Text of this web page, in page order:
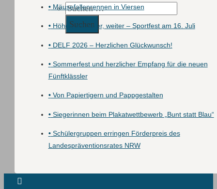
Suchen
nach:
•Mäusefallenrennen in Viersen
•Höher, schneller, weiter – Sportfest am 16. Juli
•DELF 2026 – Herzlichen Glückwunsch!
•Sommerfest und herzlicher Empfang für die neuen
Fünftklässler
•Von Papiertigern und Pappgestalten
•Siegerinnen beim Plakatwettbewerb „Bunt statt Blau“
•Schülergruppen erringen Förderpreis des
Landespräventionsrates NRW